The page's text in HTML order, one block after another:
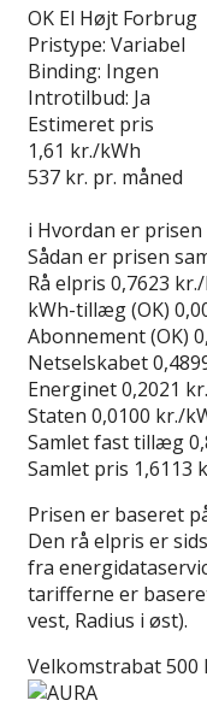
OK El Højt Forbrug
Pristype: Variabel
Binding: Ingen
Introtilbud: Ja
Estimeret pris
1,61 kr./kWh
537 kr. pr. måned
i Hvordan er
Sådan er prisen
Rå elpris 0,7623
kWh-tillæg (OK)
Abonnement (OK)
Netselskabet
Energinet0,2021
Staten 0,0100 kr./
Samlet fast tillæg
Samlet pris 1,6113
Prisen er baseret
Den rå elpris er
fra
tarifferne er
vest, Radius i øst).
Velkomstrabat 500